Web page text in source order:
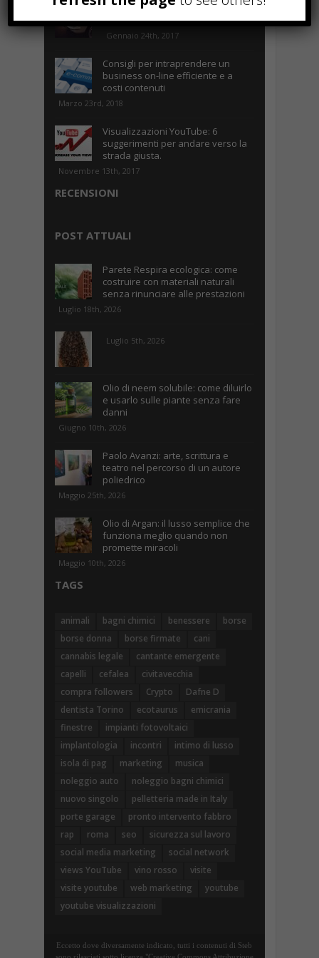
Parcheggiare low-cost a Torino
Caselle
Gennaio 24th, 2017
Consigli per intraprendere un
business on-line efficiente e a
costi contenuti
Marzo 23rd, 2018
Visualizzazioni YouTube: 6
suggerimenti per andare verso la
strada giusta.
Novembre 13th, 2017
RECENSIONI
POST ATTUALI
Parete Respira ecologica: come
costruire con materiali naturali
senza rinunciare alle prestazioni
Luglio 18th, 2026
Luglio 5th, 2026
Olio di neem solubile: come diluirlo
e usarlo sulle piante senza fare
danni
Giugno 10th, 2026
Paolo Avanzi: arte, scrittura e
teatro nel percorso di un autore
poliedrico
Maggio 25th, 2026
Olio di Argan: il lusso semplice che
funziona meglio quando non
promette miracoli
Maggio 10th, 2026
TAGS
animali bagni chimici benessere
borse
borse donna
borse firmate
cani
cannabis legale
cantante emergente
capelli
cefalea
civitavecchia
compra followers
Crypto
Dafne D
dentista Torino
ecotaurus
emicrania
finestre
impianti fotovoltaici
implantologia
incontri
intimo di lusso
isola di pag
marketing
musica
noleggio auto
noleggio bagni chimici
nuovo singolo
pelletteria made in Italy
porte garage
pronto intervento fabbro
rap
roma seo
sicurezza sul lavoro
social media marketing
social network
views YouTube
vino rosso
visite
visite youtube
web marketing
youtube
youtube visualizzazioni
Eccetto dove diversamente indicato, tutti i contenuti di Steb